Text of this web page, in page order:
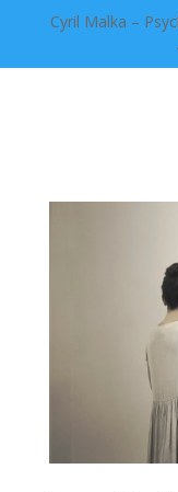
Cyril Malka –